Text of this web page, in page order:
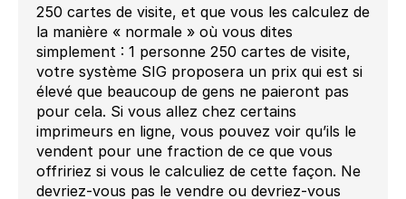
250 cartes de visite, et que vous les calculez de
la manière « normale » où vous dites
simplement : 1 personne 250 cartes de visite,
votre système SIG proposera un prix qui est si
élevé que beaucoup de gens ne paieront pas
pour cela. Si vous allez chez certains
imprimeurs en ligne, vous pouvez voir qu’ils le
vendent pour une fraction de ce que vous
offririez si vous le calculiez de cette façon. Ne
devriez-vous pas le vendre ou devriez-vous